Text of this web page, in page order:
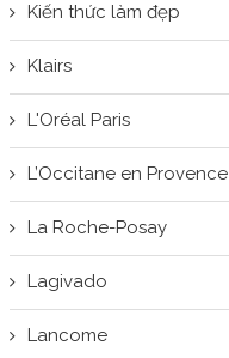
Kiến thức làm đẹp
Klairs
L'Oréal Paris
L’Occitane en Provence
La Roche-Posay
Lagivado
Lancome